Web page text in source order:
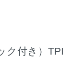
ク付き）TPI